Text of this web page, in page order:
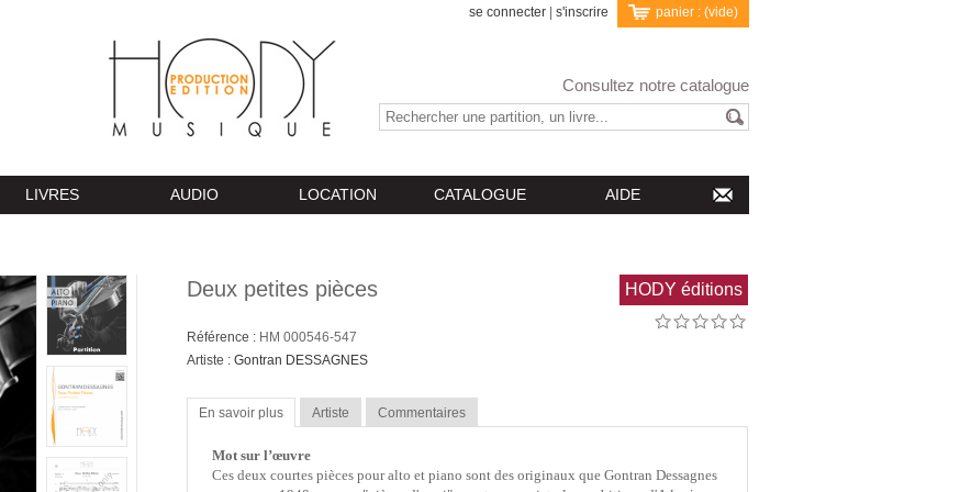
se connecter s'inscrire panier : (vide)
Consultez notre catalogue
LIVRES AUDIO LOCATION CATALOGUE AIDE
Deux petites pièces HODY éditions
Référence : HM 000546-547
Artiste : Gontran DESSAGNES
En savoir plus Artiste Commentaires
Mot sur l’œuvre
Ces deux courtes pièces pour alto et piano sont des originaux que Gontran Dessagnes